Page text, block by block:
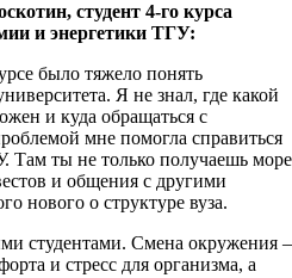
студент 4-го курса
и энергетики ТГУ:
было тяжело понять
Я не знал, где какой
и куда обращаться с
мне помогла справиться
Там ты не только получаешь море
и общения с другими
нового о структуре вуза.
студентами. Смена окружения –
и стресс для организма, а